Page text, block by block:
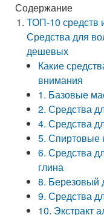
Содержание
ТОП-10 средств
Средства для
дешевых
Какие
внимания
1. Базовые
2. Средства
4. Средства
5. Спиртовые
6. Средства
глина
8. Березовый
9. Средства
10. Экстракт